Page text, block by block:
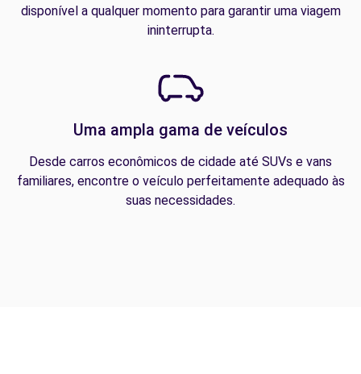
disponível a qualquer momento para garantir uma viagem
ininterrupta.
Uma ampla gama de veículos
Desde carros econômicos de cidade até SUVs e vans
familiares, encontre o veículo perfeitamente adequado às
suas necessidades.